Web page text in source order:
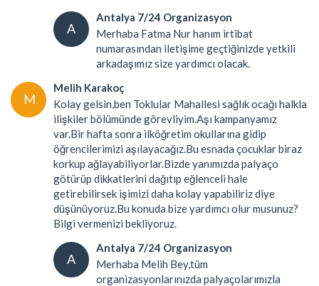
A
Antalya 7/24 Organizasyon
Merhaba Fatma Nur hanım irtibat
numarasından iletişime geçtiğinizde yetkili
arkadaşımız size yardımcı olacak.
M
Melih Karakoç
Kolay gelsin,ben Toklular Mahallesi sağlık ocağı halkla
ilişkiler bölümünde görevliyim.Aşı kampanyamız
var.Bir hafta sonra ilköğretim okullarına gidip
öğrencilerimizi aşılayacağız.Bu esnada çocuklar biraz
korkup ağlayabiliyorlar.Bizde yanımızda palyaço
götürüp dikkatlerini dağıtıp eğlenceli hale
getirebilirsek işimizi daha kolay yapabiliriz diye
düşünüyoruz.Bu konuda bize yardımcı olur musunuz?
Bilgi vermenizi bekliyoruz.
A
Antalya 7/24 Organizasyon
Merhaba Melih Bey,tüm
organizasyonlarınızda palyaçolarımızla